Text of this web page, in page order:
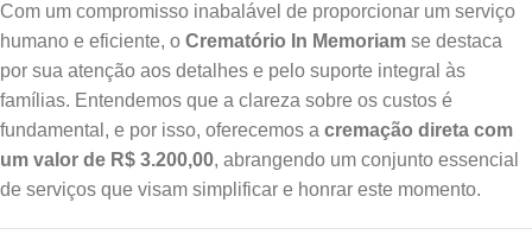
Com um compromisso inabalável de proporcionar um serviço
humano e eficiente, o Crematório In Memoriam se destaca
por sua atenção aos detalhes e pelo suporte integral às
famílias. Entendemos que a clareza sobre os custos é
fundamental, e por isso, oferecemos a cremação direta com
um valor de R$ 3.200,00, abrangendo um conjunto essencial
de serviços que visam simplificar e honrar este momento.